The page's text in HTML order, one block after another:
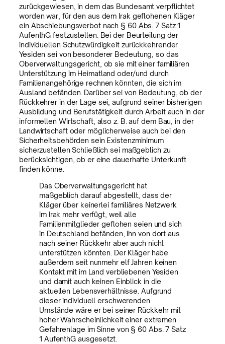
zurückgewiesen, in dem das Bundesamt verpflichtet
worden war, für den aus dem Irak geflohenen Kläger
ein Abschiebungsverbot nach § 60 Abs. 7 Satz 1
AufenthG festzustellen. Bei der Beurteilung der
individuellen Schutzwürdigkeit zurückkehrender
Yesiden sei von besonderer Bedeutung, so das
Oberverwaltungsgericht, ob sie mit einer familiären
Unterstützung im Heimatland oder/und durch
Familienangehörige rechnen könnten, die sich im
Ausland befänden. Darüber sei von Bedeutung, ob der
Rückkehrer in der Lage sei, aufgrund seiner bisherigen
Ausbildung und Berufstätigkeit durch Arbeit auch in der
informellen Wirtschaft, also z. B. auf dem Bau, in der
Landwirtschaft oder möglicherweise auch bei den
Sicherheitsbehörden sein Existenzminimum
sicherzustellen Schließlich sei maßgeblich zu
berücksichtigen, ob er eine dauerhafte Unterkunft
finden könne.
Das Oberverwaltungsgericht hat
maßgeblich darauf abgestellt, dass der
Kläger über keinerlei familiäres Netzwerk
im Irak mehr verfügt, weil alle
Familienmitglieder geflohen seien und sich
in Deutschland befänden, ihn von dort aus
nach seiner Rückkehr aber auch nicht
unterstützen könnten. Der Kläger habe
außerdem seit nunmehr elf Jahren keinen
Kontakt mit im Land verbliebenen Yesiden
und damit auch keinen Einblick in die
aktuellen Lebensverhältnisse. Aufgrund
dieser individuell erschwerenden
Umstände wäre er bei seiner Rückkehr mit
hoher Wahrscheinlichkeit einer extremen
Gefahrenlage im Sinne von § 60 Abs. 7 Satz
1 AufenthG ausgesetzt.